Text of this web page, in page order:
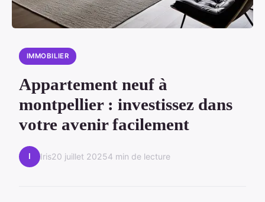
IMMOBILIER
Appartement neuf à
montpellier : investissez dans
votre avenir facilement
I Iris20 juillet 20254 min de lecture